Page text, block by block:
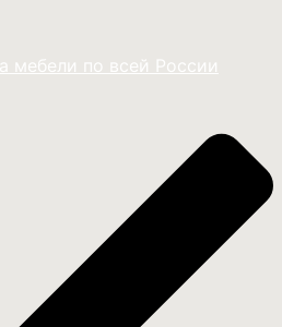
мебели по всей России